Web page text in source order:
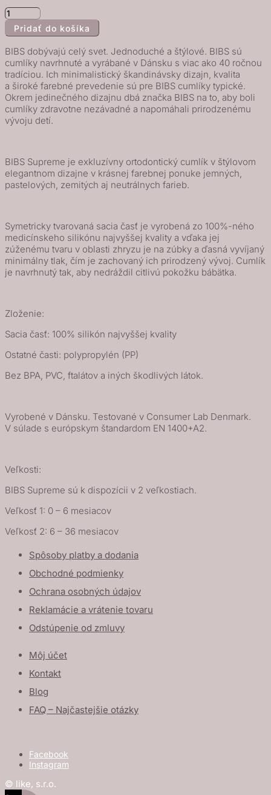
množstvo
BIBS
symetrické
cumlíky
zo
silikónu
2ks
1
-
/
Heather
Pridať do košíka
BIBS dobývajú celý svet. Jednoduché a štýlové. BIBS sú
cumlíky navrhnuté a vyrábané v Dánsku s viac ako 40 ročnou
tradíciou. Ich minimalistický škandinávsky dizajn, kvalita
a široké farebné prevedenie sú pre BIBS cumlíky typické.
Okrem jedinečného dizajnu dbá značka BIBS na to, aby boli
cumlíky zdravotne nezávadné a napomáhali prirodzenému
vývoju detí.
BIBS Supreme je exkluzívny ortodontický cumlík v štýlovom
elegantnom dizajne v krásnej farebnej ponuke jemných,
pastelových, zemitých aj neutrálnych farieb.
Symetricky tvarovaná sacia časť je vyrobená zo 100%-ného
medicínskeho silikónu najvyššej kvality a vďaka jej
zúženému tvaru v oblasti zhryzu je na zúbky a ďasná vyvíjaný
minimálny tlak, čím je zachovaný ich prirodzený vývoj. Cumlík
je navrhnutý tak, aby nedráždil citlivú pokožku bábätka.
Zloženie:
Sacia časť: 100% silikón najvyššej kvality
Ostatné časti: polypropylén (PP)
Bez BPA, PVC, ftalátov a iných škodlivých látok.
Vyrobené v Dánsku. Testované v Consumer Lab Denmark.
V súlade s európskym štandardom EN 1400+A2.
Veľkosti:
BIBS Supreme sú k dispozícii v 2 veľkostiach.
Veľkosť 1: 0 – 6 mesiacov
Veľkosť 2: 6 – 36 mesiacov
Spôsoby platby a dodania
Obchodné podmienky
Ochrana osobných údajov
Reklamácie a vrátenie tovaru
Odstúpenie od zmluvy
Môj účet
Kontakt
Blog
FAQ – Najčastejšie otázky
Facebook
Instagram
© like, s.r.o.